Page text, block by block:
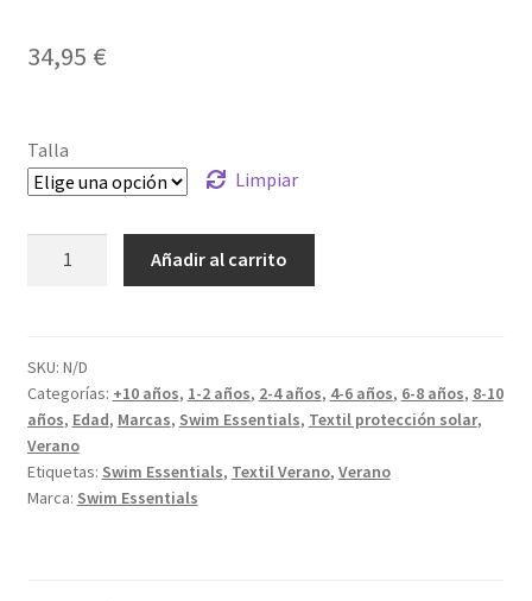
34,95 €
Talla
Limpiar
Shell
Tastic
cantidad
Añadir al carrito
SKU: N/D
Categorías: +10 años, 1-2 años, 2-4 años, 4-6 años, 6-8 años, 8-10
años, Edad, Marcas, Swim Essentials, Textil protección solar,
Verano
Etiquetas: Swim Essentials, Textil Verano, Verano
Marca: Swim Essentials